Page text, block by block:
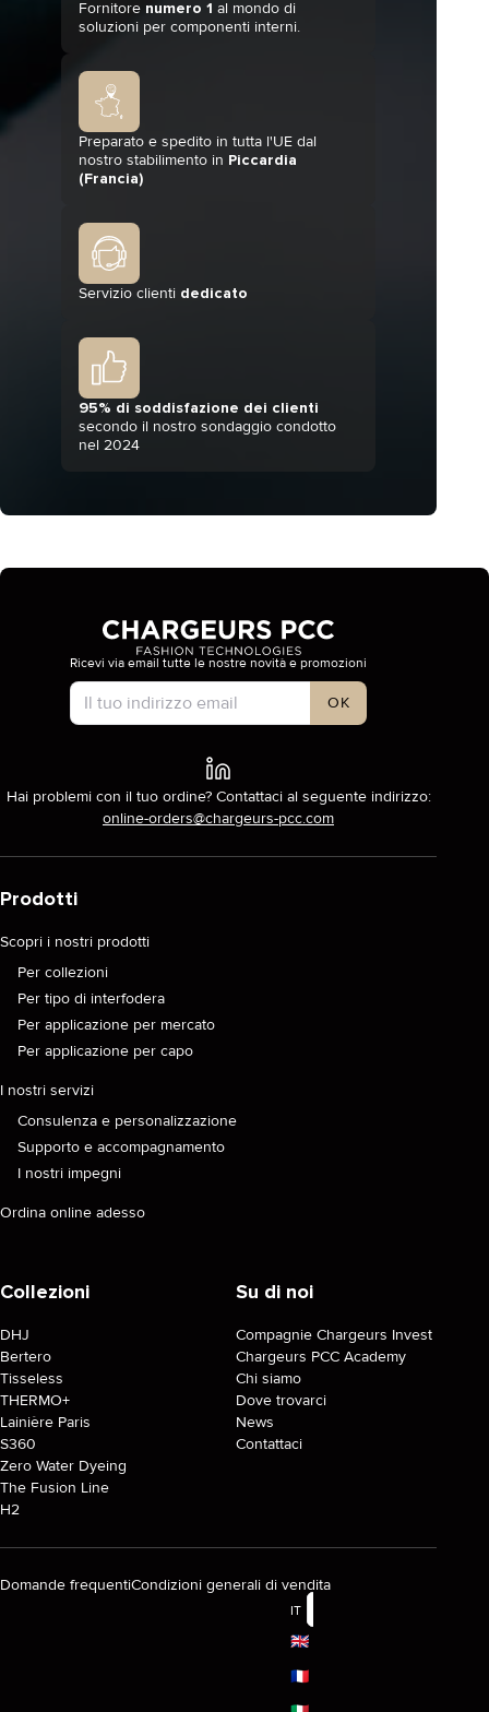
Fornitore numero 1 al mondo di
soluzioni per componenti interni.
Preparato e spedito in tutta l'UE dal
nostro stabilimento in Piccardia
(Francia)
Servizio clienti dedicato
95% di soddisfazione dei clienti
secondo il nostro sondaggio condotto
nel 2024
Tipo di account
Ricevi via email tutte le nostre novità e promozioni
OK
Hai problemi con il tuo ordine? Contattaci al seguente indirizzo:
online-orders@chargeurs-pcc.com
Prodotti
Scopri i nostri prodotti
Per collezioni
Per tipo di interfodera
Per applicazione per mercato
Per applicazione per capo
I nostri servizi
Consulenza e personalizzazione
Supporto e accompagnamento
I nostri impegni
Ordina online adesso
Collezioni
DHJ
Bertero
Tisseless
THERMO+
Lainière Paris
S360
Zero Water Dyeing
The Fusion Line
H2
Su di noi
Compagnie Chargeurs Invest
Chargeurs PCC Academy
Chi siamo
Dove trovarci
News
Contattaci
Domande frequentiCondizioni generali di vendita
IT
🇬🇧
🇫🇷